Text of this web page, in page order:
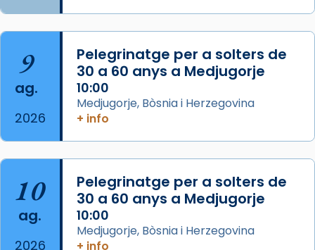
2 weeks ago
missa d’acció de gràcies en agraïment al
comitè organitzador de la visita apostòlica
del Sant Pare Lleó XIV a Barcelona, i als
col·laboradors, a la Catedral de Barcelona.
Mons. David Abadías.
📸 Dr. G. Simón
Photo
9
ag.
2026
Pelegrinatge per a solters de
30 a 60 anys a Medjugorje
10:00
Medjugorje, Bòsnia i Herzegovina
+ info
10
ag.
2026
Pelegrinatge per a solters de
30 a 60 anys a Medjugorje
10:00
Medjugorje, Bòsnia i Herzegovina
+ info